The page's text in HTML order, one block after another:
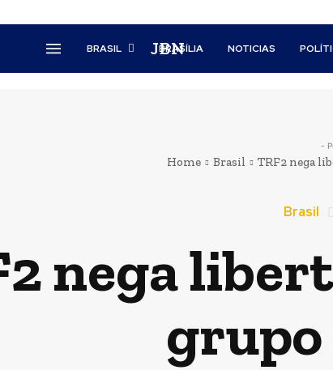
JBN
BRASIL BRASÍLIA NOTICIAS
-
Home Brasil TRF2 nega
Brasil
nega
grupo